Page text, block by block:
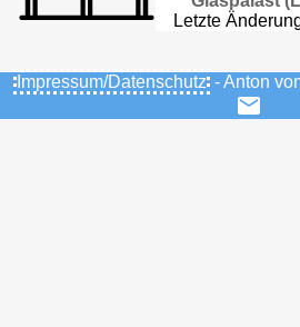
Letzte
Impressum/Datenschutz - Anton